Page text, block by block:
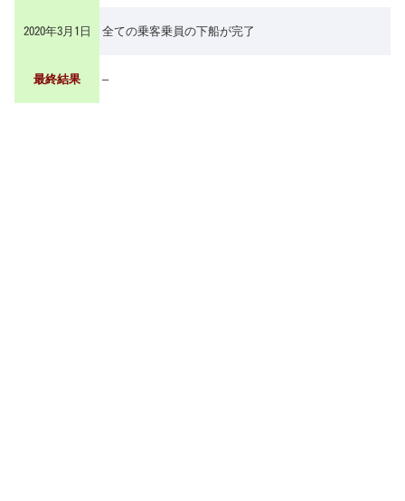
2020年3月1日 全ての乗客乗員の下船が完了
最終結果 –